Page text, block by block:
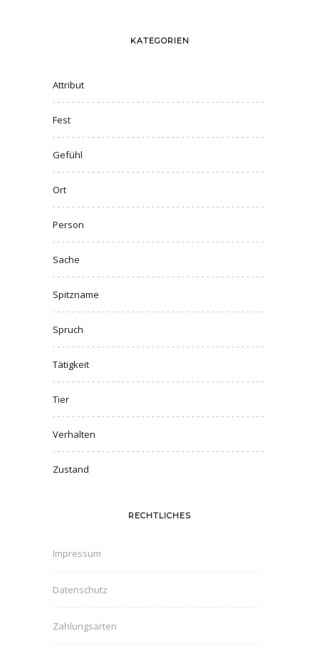
KATEGORIEN
Attribut
Fest
Gefühl
Ort
Person
Sache
Spitzname
Spruch
Tätigkeit
Tier
Verhalten
Zustand
RECHTLICHES
Impressum
Datenschutz
Zahlungsarten